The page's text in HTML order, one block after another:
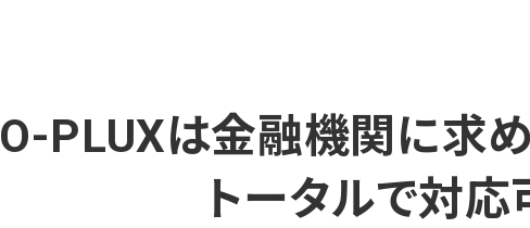
O-PLUXは金融機関に求
トータルで対応